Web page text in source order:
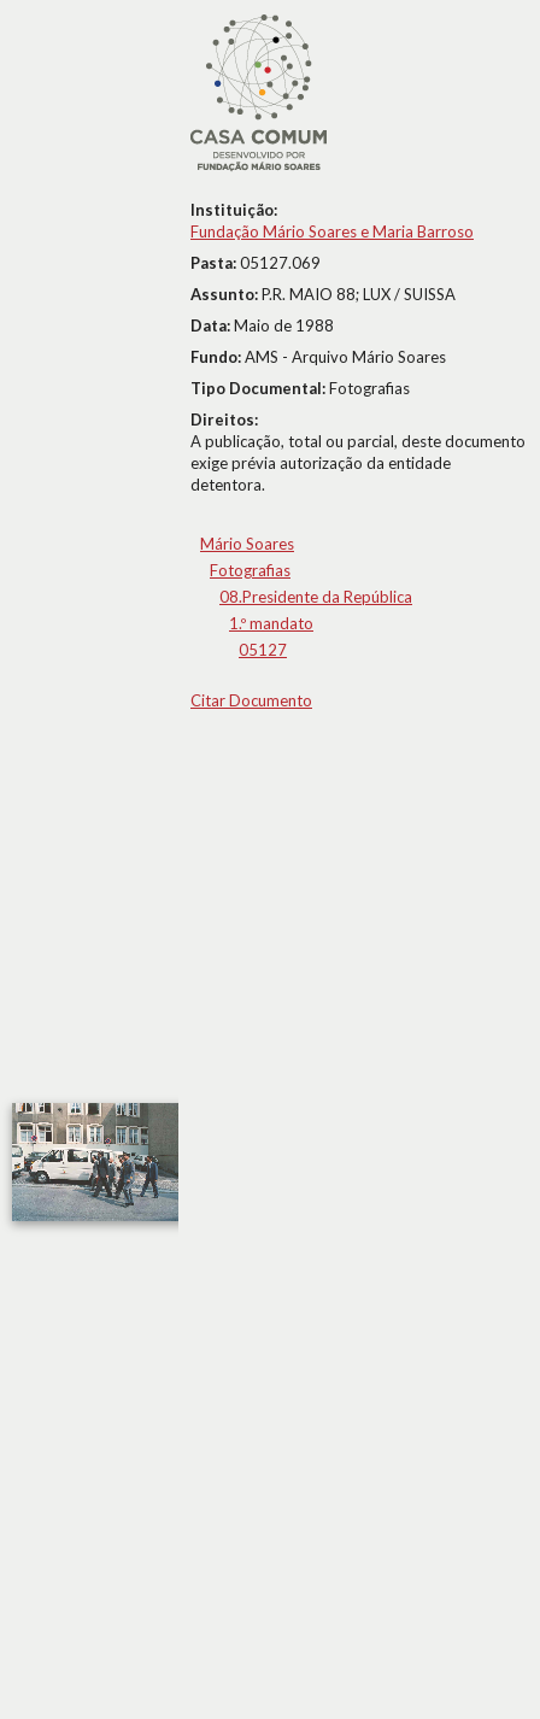
Instituição:
Fundação Mário Soares e Maria Barroso
Pasta:05127.069
Assunto:P.R. MAIO 88; LUX / SUISSA
Data:Maio de 1988
Fundo:AMS - Arquivo Mário Soares
Tipo Documental:Fotografias
Direitos:
A publicação, total ou parcial, deste documento
exige prévia autorização da entidade
detentora.
Mário Soares
Fotografias
08.Presidente da República
1.º mandato
05127
Citar Documento